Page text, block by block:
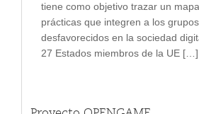
tiene como objetivo trazar un
prácticas que integren a los
desfavorecidos en la sociedad
27 Estados miembros de la UE […]